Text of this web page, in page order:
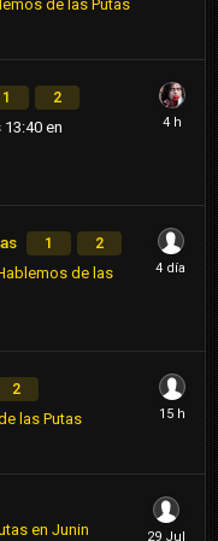
de las Putas
1 2
13:40 en
1 2
de las
2
las Putas
en Junin